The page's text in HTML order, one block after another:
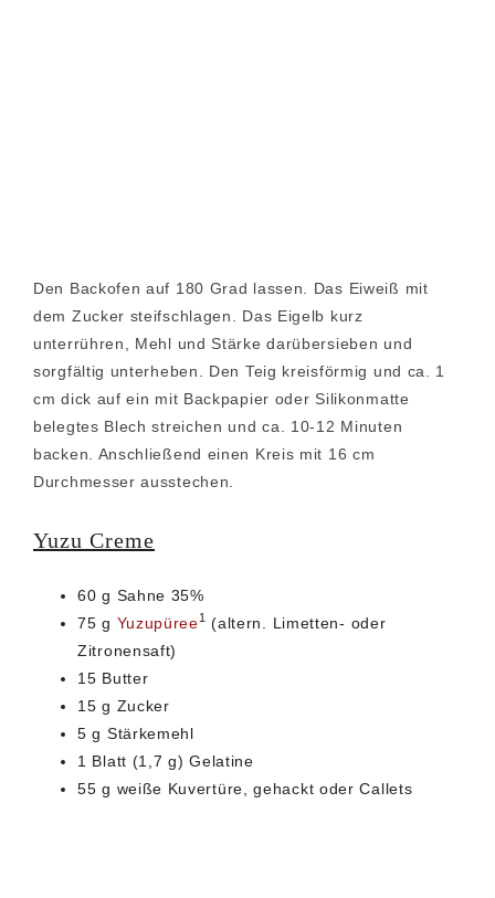
Den Backofen auf 180 Grad lassen. Das Eiweiß mit
dem Zucker steifschlagen. Das Eigelb kurz
unterrühren, Mehl und Stärke darübersieben und
sorgfältig unterheben. Den Teig kreisförmig und ca. 1
cm dick auf ein mit Backpapier oder Silikonmatte
belegtes Blech streichen und ca. 10-12 Minuten
backen. Anschließend einen Kreis mit 16 cm
Durchmesser ausstechen.
Yuzu Creme
60 g Sahne 35%
75 g Yuzupüree1
(altern. Limetten- oder
Zitronensaft)
15 Butter
15 g Zucker
5 g Stärkemehl
1 Blatt (1,7 g) Gelatine
55 g weiße Kuvertüre, gehackt oder Callets